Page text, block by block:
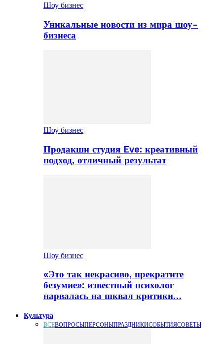
Шоу бизнес
Уникальные новости из мира шоу-
бизнеса
Шоу бизнес
Продакшн студия Eve: креативный
подход, отличный результат
Шоу бизнес
«Это так некрасиво, прекратите
безумие»: известный психолог
нарвалась на шквал критики…
Культура
ВСЕВОПРОСЫПЕРСОНЫПРАЗДНИКИСОБЫТИЯСОВЕТЫ